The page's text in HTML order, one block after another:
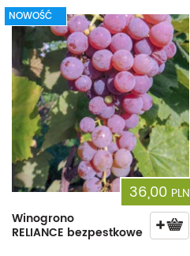
Pęcherznice
Pięciorniki
Piwonie
Pnącza
Powojniki - Clematisy
Różaneczniki
Tawuły i tawułki
Wisterie
NOWOŚĆ
36,00 PLN
Winogrono
RELIANCE bezpestkowe